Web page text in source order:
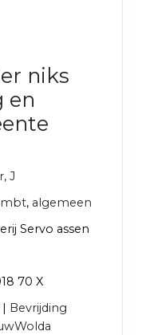
niks
en
J
, algemeen
Servo assen
70 X
| Bevrijding